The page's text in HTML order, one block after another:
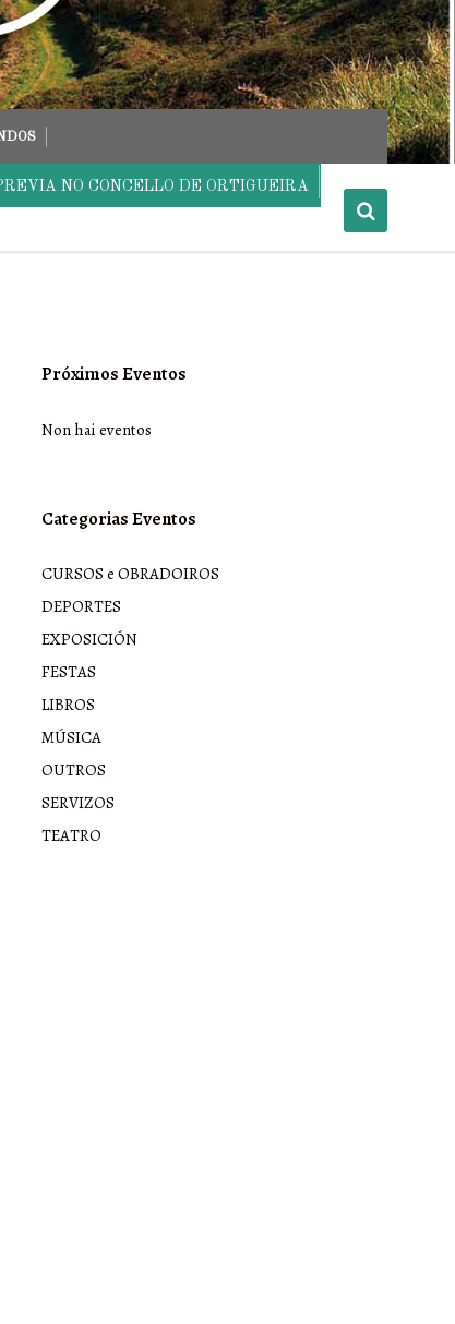
NO CONCELLO DE ORTIGUEIRA
Próximos Eventos
Non hai eventos
Categorias Eventos
CURSOS e OBRADOIROS
DEPORTES
EXPOSICIÓN
FESTAS
LIBROS
MÚSICA
OUTROS
SERVIZOS
TEATRO